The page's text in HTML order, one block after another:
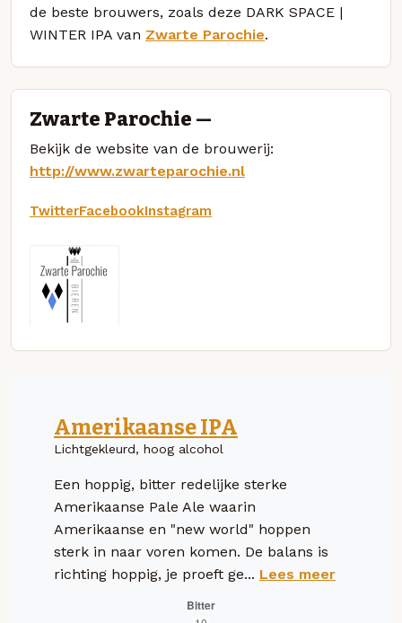
de beste brouwers, zoals deze DARK SPACE |
WINTER IPA van Zwarte Parochie.
Zwarte Parochie —
Bekijk de website van de brouwerij:
http://www.zwarteparochie.nl
TwitterFacebookInstagram
Amerikaanse IPA
Lichtgekleurd, hoog alcohol
Een hoppig, bitter redelijke sterke
Amerikaanse Pale Ale waarin
Amerikaanse en "new world" hoppen
sterk in naar voren komen. De balans is
richting hoppig, je proeft ge... Lees meer